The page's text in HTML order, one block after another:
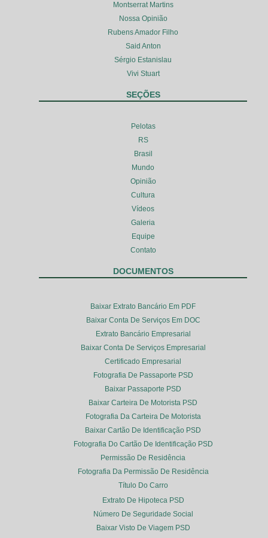
Montserrat Martins
Nossa Opinião
Rubens Amador Filho
Said Anton
Sérgio Estanislau
Vivi Stuart
SEÇÕES
Pelotas
RS
Brasil
Mundo
Opinião
Cultura
Vídeos
Galeria
Equipe
Contato
DOCUMENTOS
Baixar Extrato Bancário Em PDF
Baixar Conta De Serviços Em DOC
Extrato Bancário Empresarial
Baixar Conta De Serviços Empresarial
Certificado Empresarial
Fotografia De Passaporte PSD
Baixar Passaporte PSD
Baixar Carteira De Motorista PSD
Fotografia Da Carteira De Motorista
Baixar Cartão De Identificação PSD
Fotografia Do Cartão De Identificação PSD
Permissão De Residência
Fotografia Da Permissão De Residência
Título Do Carro
Extrato De Hipoteca PSD
Número De Seguridade Social
Baixar Visto De Viagem PSD